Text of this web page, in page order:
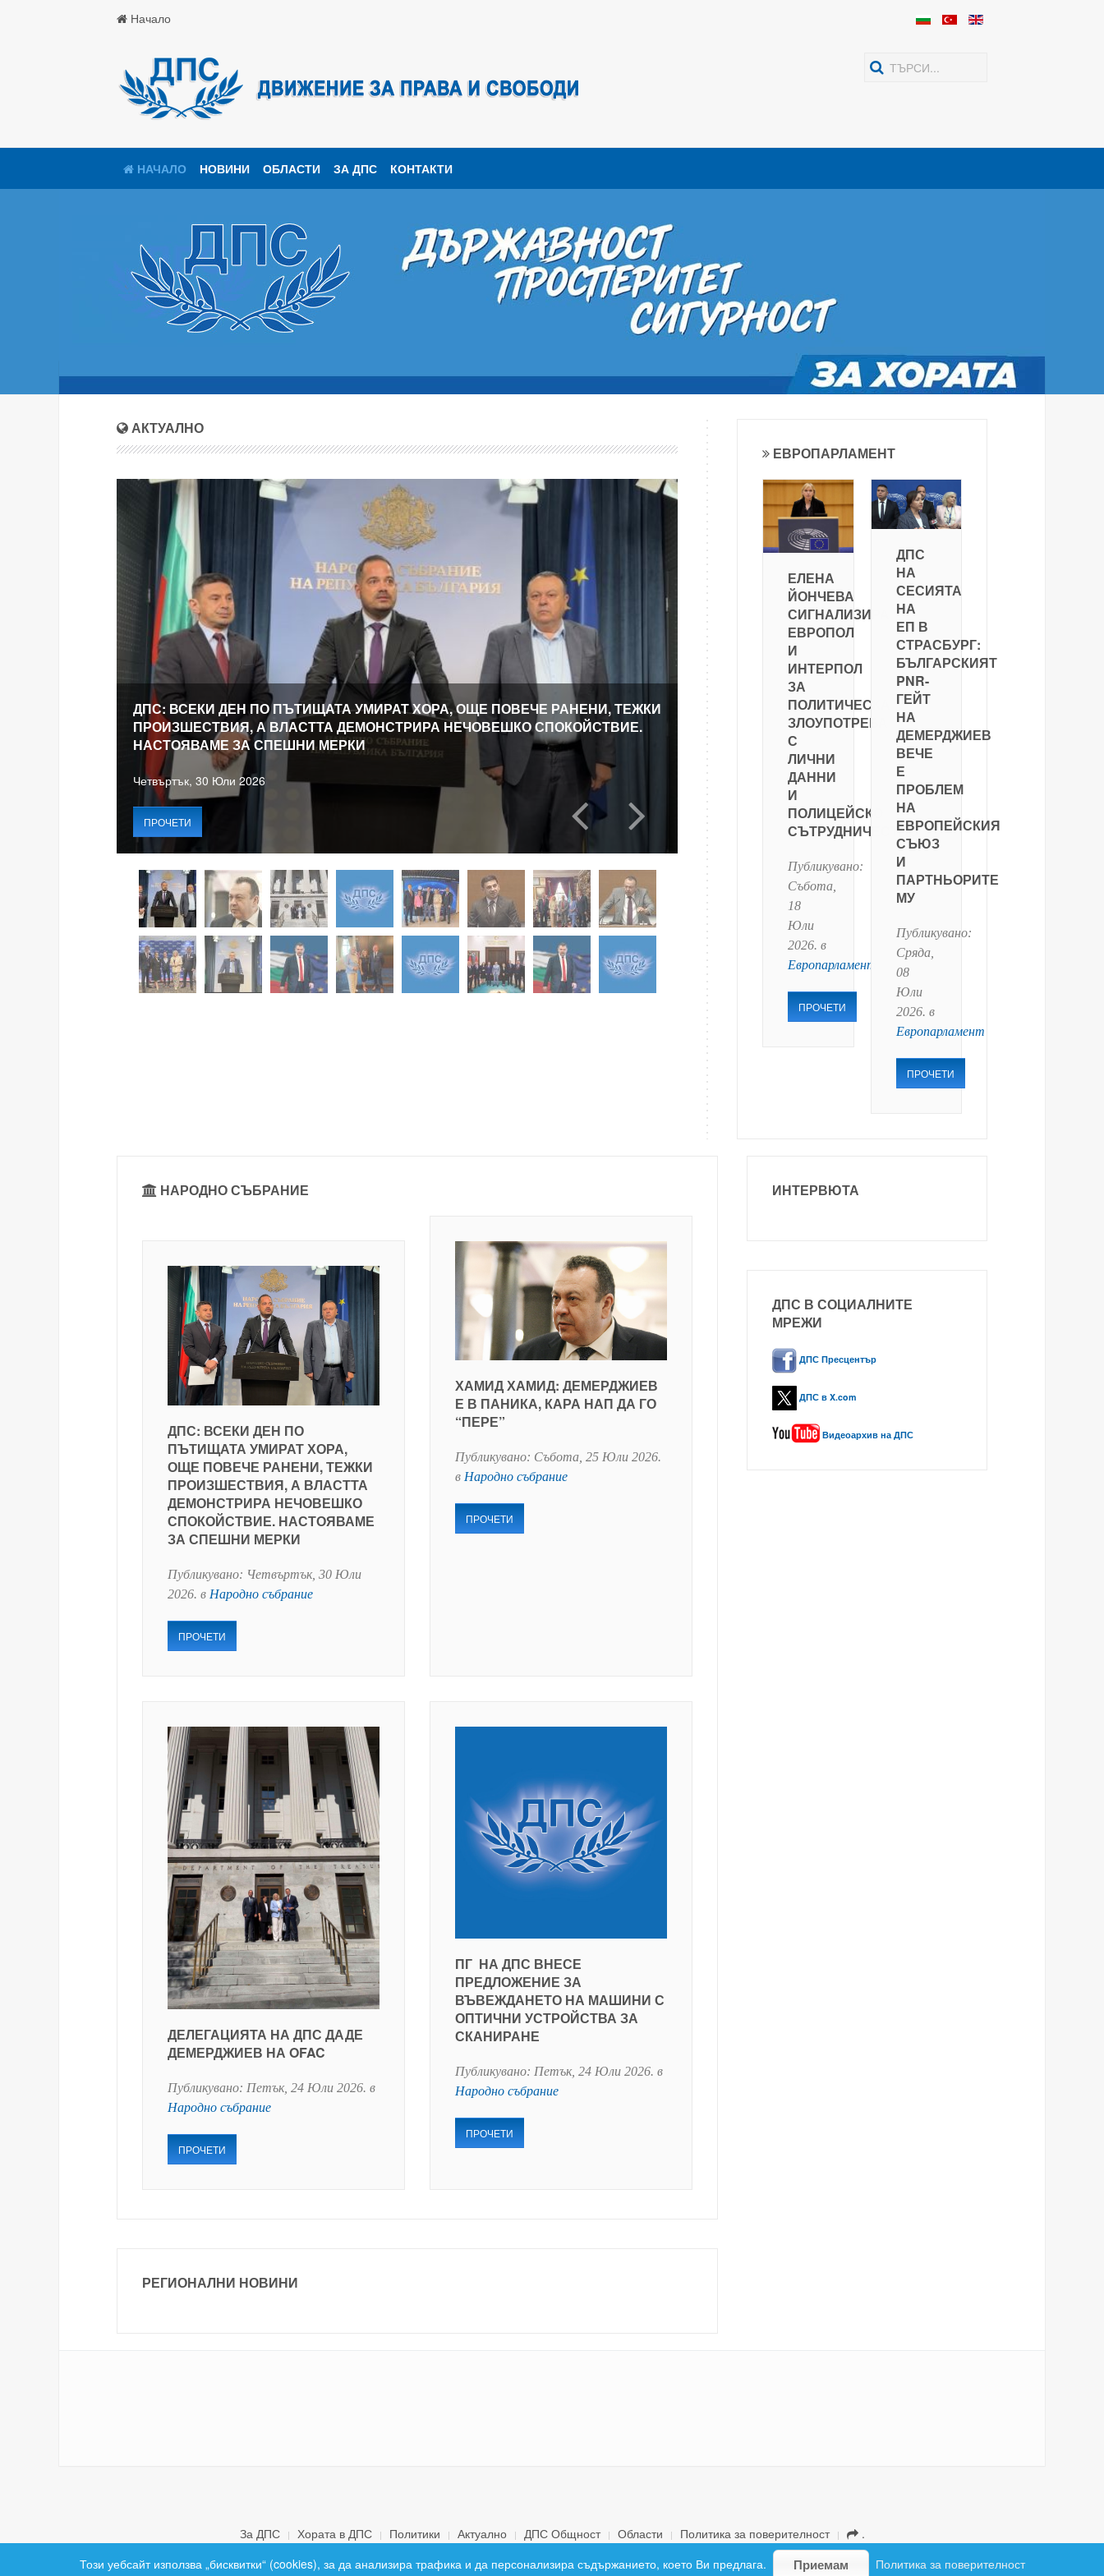
Начало
НАЧАЛО НОВИНИ ОБЛАСТИ ЗА ДПС КОНТАКТИ
АКТУАЛНО
ДПС: ВСЕКИ ДЕН ПО ПЪТИЩАТА УМИРАТ ХОРА, ОЩЕ ПОВЕЧЕ РАНЕНИ, ТЕЖКИ
ПРОИЗШЕСТВИЯ, А ВЛАСТТА ДЕМОНСТРИРА НЕЧОВЕШКО СПОКОЙСТВИЕ.
НАСТОЯВАМЕ ЗА СПЕШНИ МЕРКИ
Четвъртък, 30 Юли 2026
ПРОЧЕТИ
ЕВРОПАРЛАМЕНТ
ЕЛЕНА
ЙОНЧЕВА
СИГНАЛИЗИРА
ЕВРОПОЛ
И
ИНТЕРПОЛ
ЗА
ПОЛИТИЧЕСКА
ЗЛОУПОТРЕБА
С
ЛИЧНИ
ДАННИ
И
ПОЛИЦЕЙСКО
СЪТРУДНИЧЕСТВО
Публикувано:
Събота,
18
Юли
2026. в
Европарламент
ПРОЧЕТИ
ДПС
НА
СЕСИЯТА
НА
ЕП В
СТРАСБУРГ:
БЪЛГАРСКИЯТ
PNR-
ГЕЙТ
НА
ДЕМЕРДЖИЕВ
ВЕЧЕ
Е
ПРОБЛЕМ
НА
ЕВРОПЕЙСКИЯ
СЪЮЗ
И
ПАРТНЬОРИТЕ
МУ
Публикувано:
Сряда,
08
Юли
2026. в
Европарламент
ПРОЧЕТИ
НАРОДНО СЪБРАНИЕ
ДПС: ВСЕКИ ДЕН ПО
ПЪТИЩАТА УМИРАТ ХОРА,
ОЩЕ ПОВЕЧЕ РАНЕНИ, ТЕЖКИ
ПРОИЗШЕСТВИЯ, А ВЛАСТТА
ДЕМОНСТРИРА НЕЧОВЕШКО
СПОКОЙСТВИЕ. НАСТОЯВАМЕ
ЗА СПЕШНИ МЕРКИ
Публикувано: Четвъртък, 30 Юли
2026. в Народно събрание
ПРОЧЕТИ
ХАМИД ХАМИД: ДЕМЕРДЖИЕВ
Е В ПАНИКА, КАРА НАП ДА ГО
“ПЕРЕ”
Публикувано: Събота, 25 Юли 2026.
в Народно събрание
ПРОЧЕТИ
ДЕЛЕГАЦИЯТА НА ДПС ДАДЕ
ДЕМЕРДЖИЕВ НА OFAC
Публикувано: Петък, 24 Юли 2026. в
Народно събрание
ПРОЧЕТИ
ПГ НА ДПС ВНЕСЕ
ПРЕДЛОЖЕНИЕ ЗА
ВЪВЕЖДАНЕТО НА МАШИНИ С
ОПТИЧНИ УСТРОЙСТВА ЗА
СКАНИРАНЕ
Публикувано: Петък, 24 Юли 2026. в
Народно събрание
ПРОЧЕТИ
РЕГИОНАЛНИ НОВИНИ
ИНТЕРВЮТА
ДПС В СОЦИАЛНИТЕ
МРЕЖИ
ДПС Пресцентър
ДПС в X.com
Видеоархив на ДПС
За ДПС Хората в ДПС Политики Актуално ДПС Общност Области Политика за поверителност
.
Този уебсайт използва „бисквитки“ (cookies), за да анализира трафика и да персонализира съдържанието, което Ви предлага. Приемам Политика за поверителност